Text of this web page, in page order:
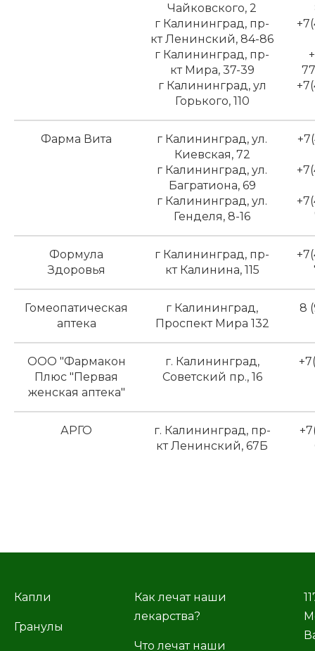
Чайковского, 2
г Калининград, пр-
кт Ленинский, 84-86
г Калининград, пр-
кт Мира, 37-39
г Калининград, ул
Горького, 110
Фарма Вита
г Калининград, ул.
Киевская, 72
г Калининград, ул.
Багратиона, 69
г Калининград, ул.
Генделя, 8-16
Формула
Здоровья
г Калининград, пр-
кт Калинина, 115
Гомеопатическая
аптека
г Калининград,
Проспект Мира 132
8
ООО "Фармакон
Плюс "Первая
женская аптека"
г. Калининград,
Советский пр., 16
АРГО
г. Калининград, пр-
кт Ленинский, 67Б
Капли
Гранулы
Как лечат наши
лекарства?
Что лечат наши